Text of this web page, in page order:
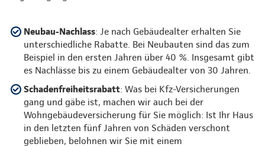
Neubau-Nachlass: Je nach Gebäudealter erhalten Sie
unterschiedliche Rabatte. Bei Neubauten sind das zum
Beispiel in den ersten Jahren über 40 %. Insgesamt gibt
es Nachlässe bis zu einem Gebäudealter von 30 Jahren.
Schadenfreiheitsrabatt: Was bei Kfz-Versicherungen
gang und gäbe ist, machen wir auch bei der
Wohngebäudeversicherung für Sie möglich: Ist Ihr Haus
in den letzten fünf Jahren von Schäden verschont
geblieben, belohnen wir Sie mit einem